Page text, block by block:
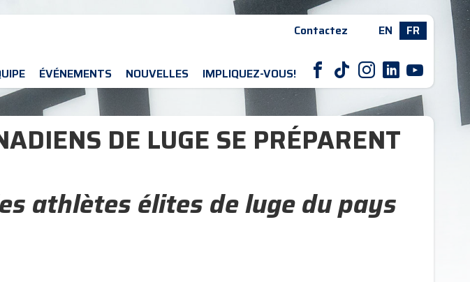
Contactez EN FR
ÉVÉNEMENTS NOUVELLES IMPLIQUEZ-VOUS! F T I L Y
DE LUGE SE PRÉPARENT
athlètes élites de luge du pays